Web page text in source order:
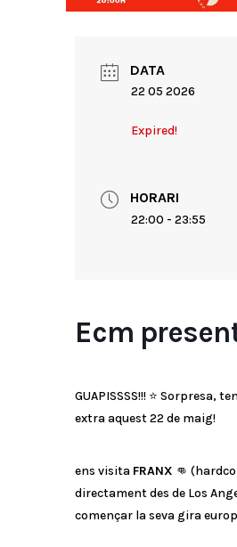
DATA
22 05 2026
Expired!
HORARI
22:00 - 23:55
Ecm
GUAPISSSS!!! ⭐ Sorpresa,
extra aquest 22 de maig!
ens visita FRANX 👊
directament des de Los
començar la seva gira